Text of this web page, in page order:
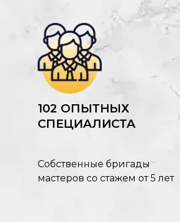
102 ОПЫТНЫХ
СПЕЦИАЛИСТА
Собственные бригады
мастеров со стажем от 5 лет